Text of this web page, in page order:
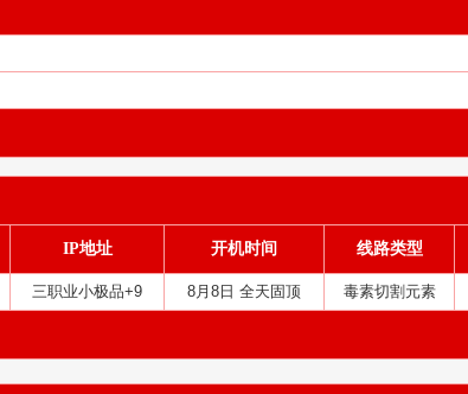
IP地址 开机时间 线路类型
三职业小极品+9 8月8日 全天固顶 毒素切割元素